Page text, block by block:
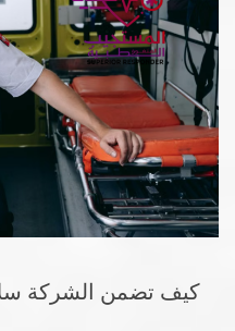
كيف تضمن الشركة